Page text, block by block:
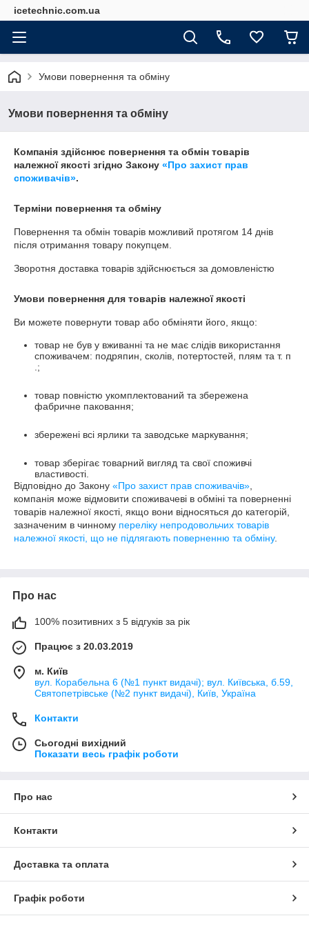
icetechnic.com.ua
Умови повернення та обміну
Умови повернення та обміну
Компанія здійснює повернення та обмін товарів
належної якості згідно Закону «Про захист прав
споживачів».
Терміни повернення та обміну
Повернення та обмін товарів можливий протягом 14 днів
після отримання товару покупцем.
Зворотня доставка товарів здійснюється за домовленістю
Умови повернення для товарів належної якості
Ви можете повернути товар або обміняти його, якщо:
товар не був у вживанні та не має слідів використання
споживачем: подряпин, сколів, потертостей, плям та т. п
.;
товар повністю укомплектований та збережена
фабричне паковання;
збережені всі ярлики та заводське маркування;
товар зберігає товарний вигляд та свої споживчі
властивості.
Відповідно до Закону «Про захист прав споживачів»
компанія може відмовити споживачеві в обміні та поверненні
товарів належної якості, якщо вони відносяться до категорій,
зазначеним в чинному переліку непродовольчих товарів
належної якості, що не підлягають поверненню та обміну.
Про нас
100% позитивних з 5 відгуків за рік
Працює з 20.03.2019
м. Київ
вул. Корабельна 6 (№1 пункт видачі); вул. Київська, б.59,
Святопетрівське (№2 пункт видачі), Київ, Україна
Контакти
Сьогодні вихідний
Показати весь графік роботи
Про нас
Контакти
Доставка та оплата
Графік роботи